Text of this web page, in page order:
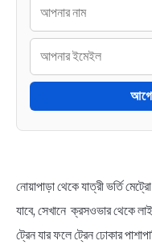
নোয়াপাড়া থেকে যাত্রী ভর্তি
যাবে, সেখানে ক্রসওভার থেকে
ট্রেন যার ফলে ট্রেন ঢোকার